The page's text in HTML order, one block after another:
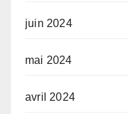
juin 2024
mai 2024
avril 2024